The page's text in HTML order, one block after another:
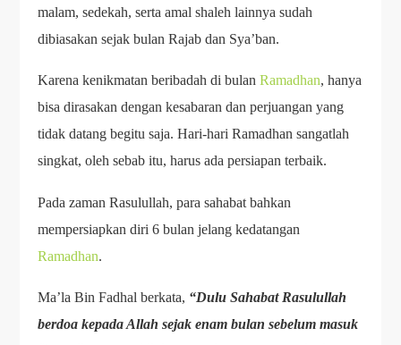
malam, sedekah, serta amal shaleh lainnya sudah
dibiasakan sejak bulan Rajab dan Sya’ban.
Karena kenikmatan beribadah di bulanRamadhan, hanya
bisa dirasakan dengan kesabaran dan perjuangan yang
tidak datang begitu saja. Hari-hari Ramadhan sangatlah
singkat, oleh sebab itu, harus ada persiapan terbaik.
Pada zaman Rasulullah, para sahabat bahkan
mempersiapkan diri 6 bulan jelang kedatangan
Ramadhan.
Ma’la Bin Fadhal berkata, “Dulu Sahabat Rasulullah
berdoa kepada Allah sejak enam bulan sebelum masuk